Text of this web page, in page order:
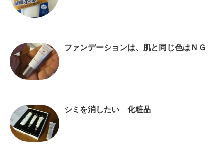
ファンデーションは、肌と同じ色はＮＧ
シミを消したい 化粧品